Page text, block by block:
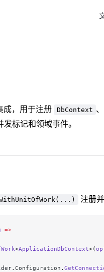
成，用于注册 DbContext
标记和领域事件。
注册
=>
<ApplicationDbContext>(